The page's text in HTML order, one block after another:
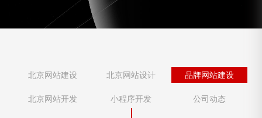
北京网站建设 北京网站设计 品牌网站建设
北京网站开发 小程序开发 公司动态